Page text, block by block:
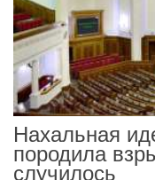
Нахальная
породила
случилось